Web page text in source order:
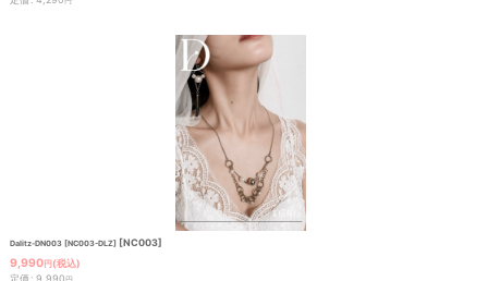
Dalitz-DN003 [NC003-DLZ] [NC003]
9,990円 (税込)